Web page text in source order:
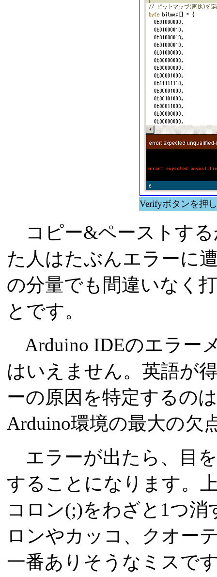
Verifyボタンを押
コピー&ペーストする
た人はたぶんエラーに
の分量でも間違いなく
とです。
Arduino IDEのエラー
はいえません。英語が
ーの原因を特定するの
Arduino環境の最大の欠
エラーが出たら、目
することになります。
コロン(;)をわざと1つ
ロンやカッコ、クオー
一番ありそうなミスで